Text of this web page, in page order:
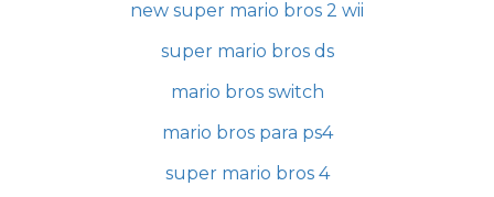
new super mario bros 2 wii
super mario bros ds
mario bros switch
mario bros para ps4
super mario bros 4